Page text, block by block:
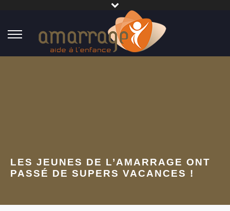
LES JEUNES DE L’AMARRAGE ONT
PASSÉ DE SUPERS VACANCES !